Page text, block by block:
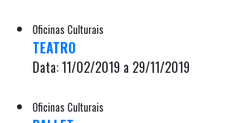
Oficinas Culturais
TEATRO
Data: 11/02/2019 a 29/11/2019
Oficinas Culturais